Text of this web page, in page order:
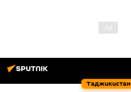
Таджикистан